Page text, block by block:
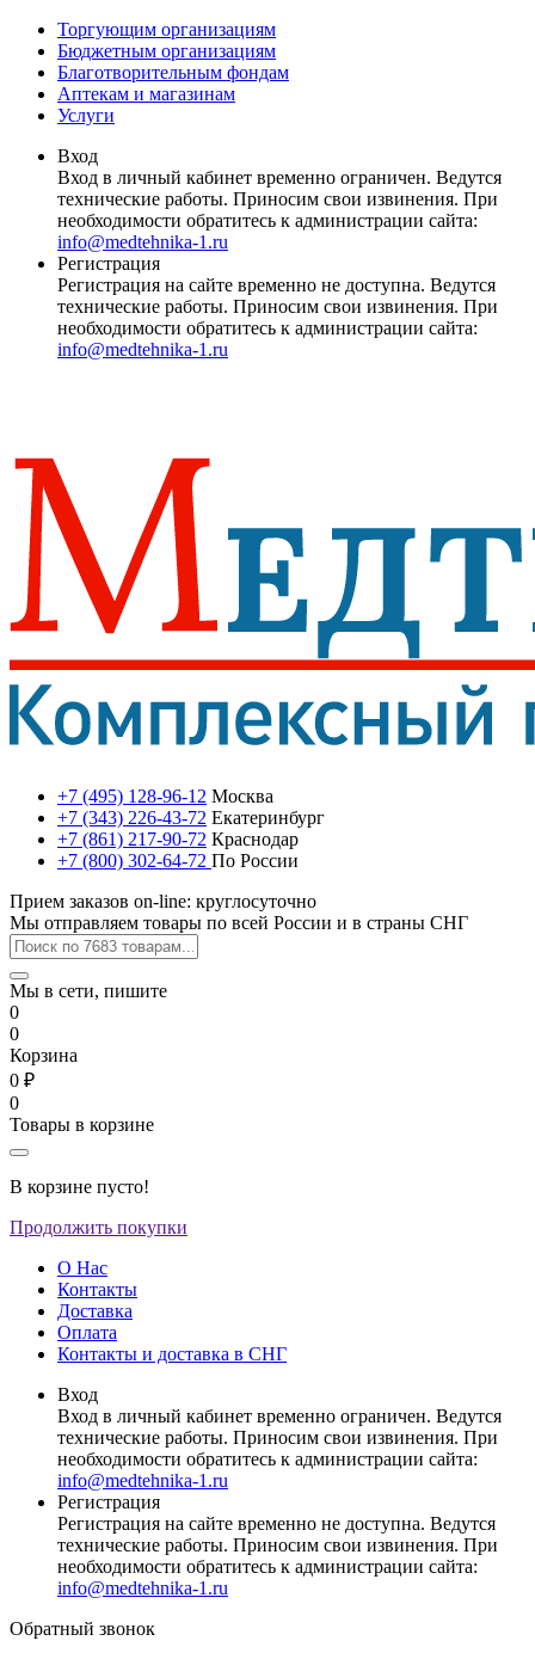
Торгующим организациям
Бюджетным организациям
Благотворительным фондам
Аптекам и магазинам
Услуги
Вход
Вход в личный кабинет временно ограничен. Ведутся
технические работы. Приносим свои извинения. При
необходимости обратитесь к администрации сайта:
info@medtehnika-1.ru
Регистрация
Регистрация на сайте временно не доступна. Ведутся
технические работы. Приносим свои извинения. При
необходимости обратитесь к администрации сайта:
info@medtehnika-1.ru
+7 (495) 128-96-12 Москва
+7 (343) 226-43-72 Екатеринбург
+7 (861) 217-90-72 Краснодар
+7 (800) 302-64-72 По России
Прием заказов on-line: круглосуточно
Мы отправляем товары по всей России и в страны СНГ
Мы в сети, пишите
0
0
Корзина
0 ₽
0
Товары в корзине
В корзине пусто!
Продолжить покупки
О Нас
Контакты
Доставка
Оплата
Контакты и доставка в СНГ
Вход
Вход в личный кабинет временно ограничен. Ведутся
технические работы. Приносим свои извинения. При
необходимости обратитесь к администрации сайта:
info@medtehnika-1.ru
Регистрация
Регистрация на сайте временно не доступна. Ведутся
технические работы. Приносим свои извинения. При
необходимости обратитесь к администрации сайта:
info@medtehnika-1.ru
Обратный звонок